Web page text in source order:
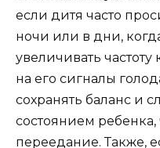
если дитя часто
ночи или в дни,
увеличивать
на его сигналы
сохранять баланс и
состоянием ребенка,
переедание. Также,